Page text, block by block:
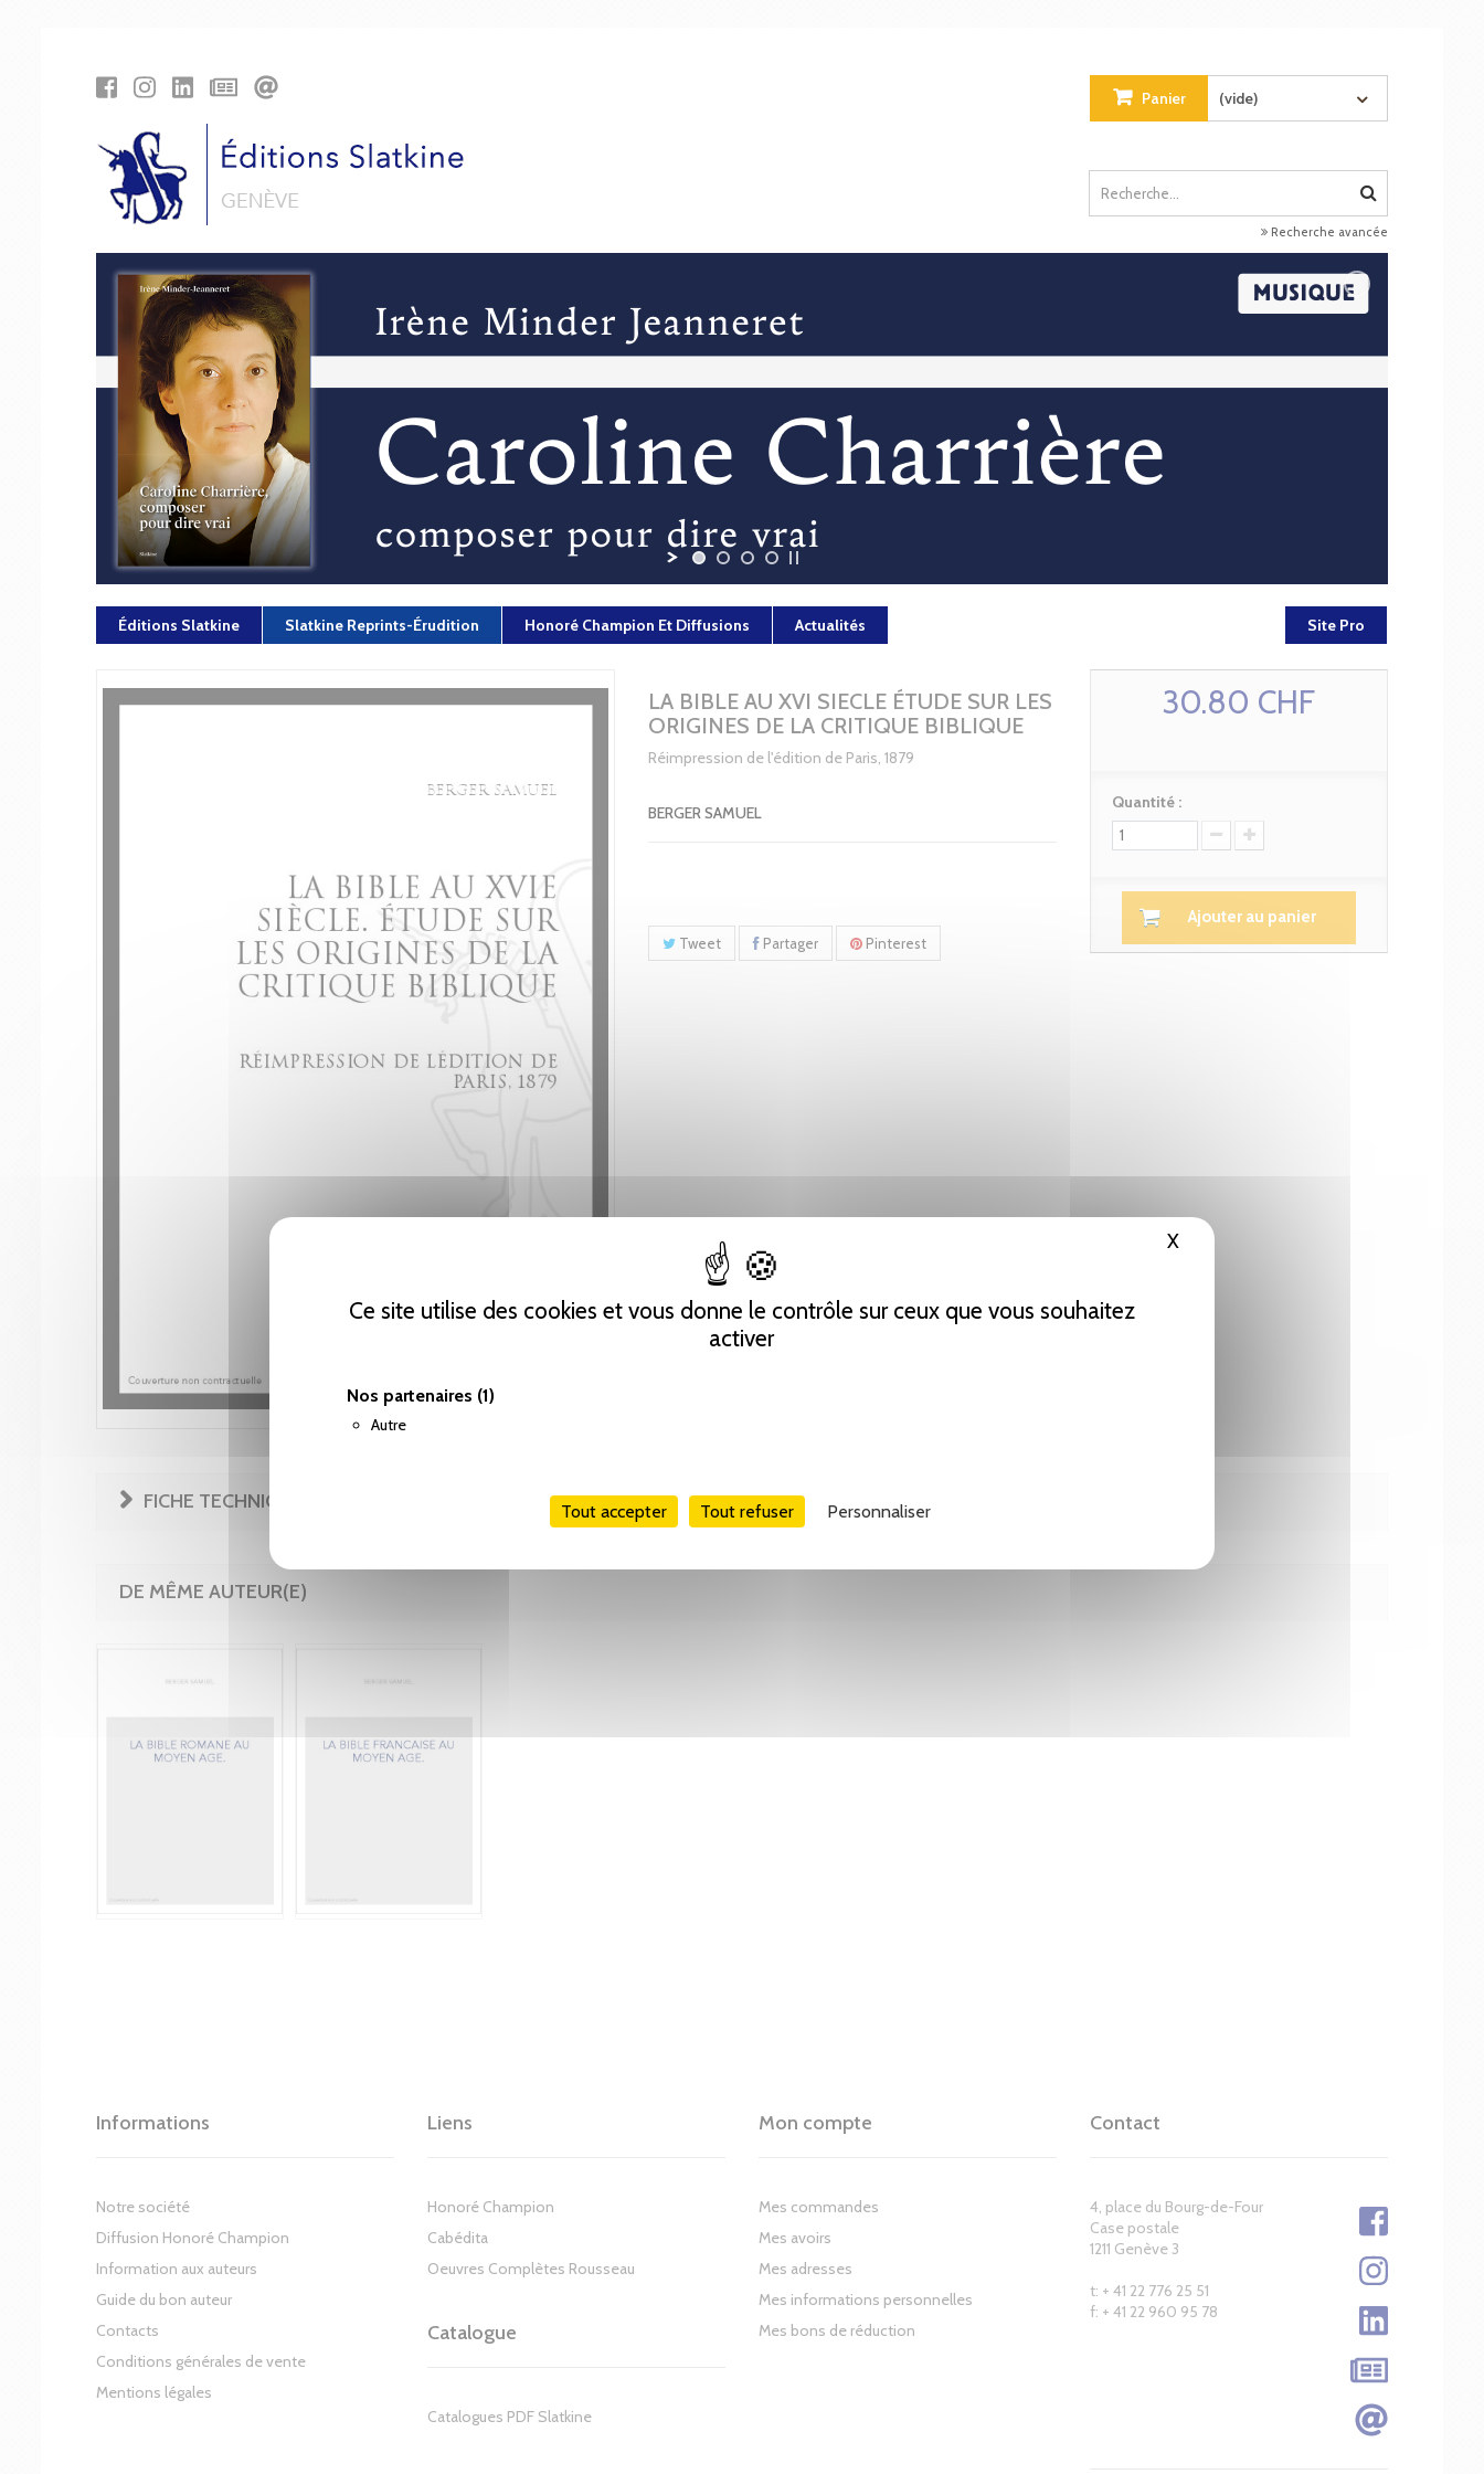
Ce site utilise des cookies et vous donne le contrôle sur ceux que vous souhaitez
activer
Nos partenaires (1)
Autre
Tout accepter Tout refuser Personnaliser
X Masquer le bandeau des cookies
Panier (vide)
Recherche avancée
Éditions Slatkine Slatkine Reprints-Érudition Honoré Champion Et Diffusions Actualités Site Pro
LA BIBLE AU XVI SIECLE ÉTUDE SUR LES
ORIGINES DE LA CRITIQUE BIBLIQUE
Réimpression de l'édition de Paris, 1879
BERGER SAMUEL
Tweet Partager Pinterest
30.80 CHF
Quantité :
Ajouter au panier
FICHE TECHNIQUE
DE MÊME AUTEUR(E)
Informations
Notre société
Diffusion Honoré Champion
Information aux auteurs
Guide du bon auteur
Contacts
Conditions générales de vente
Mentions légales
Liens
Honoré Champion
Cabédita
Oeuvres Complètes Rousseau
Catalogue
Catalogues PDF Slatkine
Mon compte
Mes commandes
Mes avoirs
Mes adresses
Mes informations personnelles
Mes bons de réduction
Contact
4, place du Bourg-de-Four
Case postale
1211 Genève 3
t: + 41 22 776 25 51
f: + 41 22 960 95 78